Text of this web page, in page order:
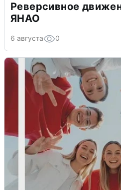
Реверсивное
ЯНАО
6 августа 0